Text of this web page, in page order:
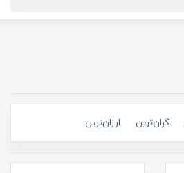
گران‌ترین ارزان‌ترین